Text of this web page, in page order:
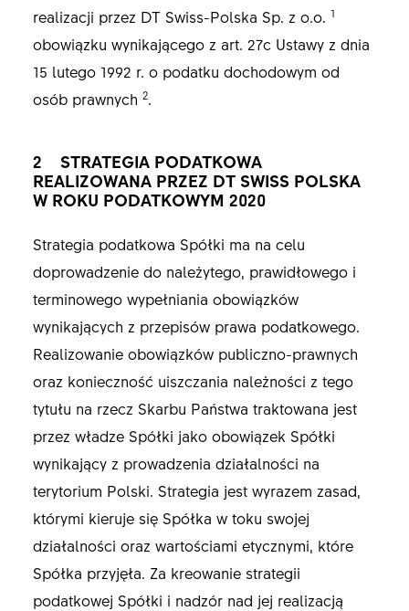
realizacji przez DT Swiss-Polska Sp. z o.o. 1
obowiązku wynikającego z art. 27c Ustawy z dnia
15 lutego 1992 r. o podatku dochodowym od
osób prawnych 2.
2 STRATEGIA PODATKOWA
REALIZOWANA PRZEZ DT SWISS POLSKA
W ROKU PODATKOWYM 2020
Strategia podatkowa Spółki ma na celu
doprowadzenie do należytego, prawidłowego i
terminowego wypełniania obowiązków
wynikających z przepisów prawa podatkowego.
Realizowanie obowiązków publiczno-prawnych
oraz konieczność uiszczania należności z tego
tytułu na rzecz Skarbu Państwa traktowana jest
przez władze Spółki jako obowiązek Spółki
wynikający z prowadzenia działalności na
terytorium Polski. Strategia jest wyrazem zasad,
którymi kieruje się Spółka w toku swojej
działalności oraz wartościami etycznymi, które
Spółka przyjęła. Za kreowanie strategii
podatkowej Spółki i nadzór nad jej realizacją